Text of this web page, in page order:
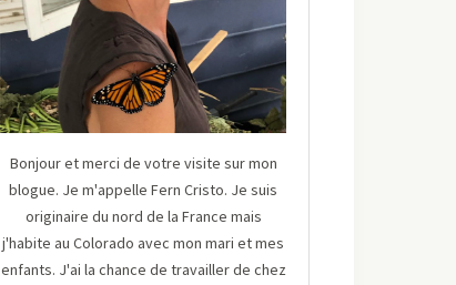
Bonjour et merci de votre visite sur mon
blogue. Je m'appelle Fern Cristo. Je suis
originaire du nord de la France mais
j'habite au Colorado avec mon mari et mes
enfants. J'ai la chance de travailler de chez